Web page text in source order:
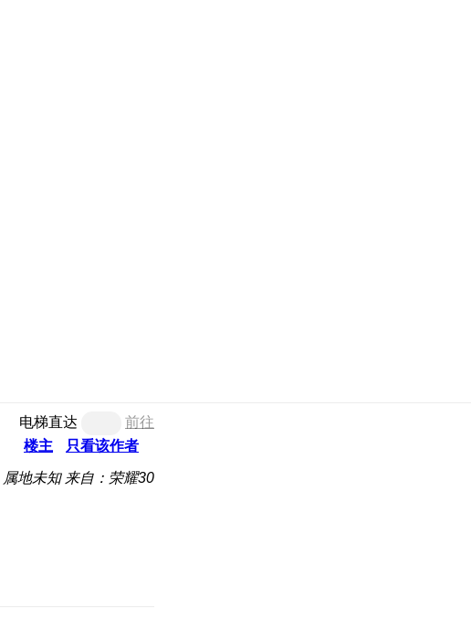
电梯直达
前往
楼主
只看该作者
属地未知 来自：荣耀30